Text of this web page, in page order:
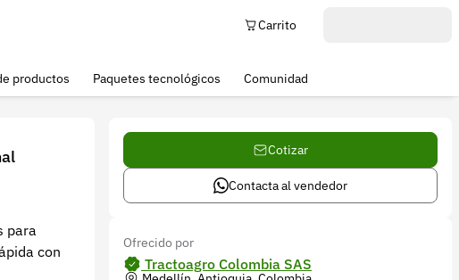
Carrito
productos Paquetes tecnológicos Comunidad
para
con
Cotizar
Contacta al vendedor
Ofrecido por
Tractoagro Colombia SAS